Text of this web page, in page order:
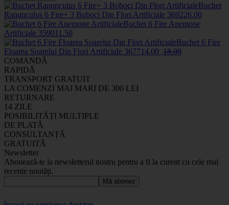
Buchet
Ranunculus 6 Fire+ 3 Boboci Din Flori Artificiale 369226.00
Buchet 6 Fire Anemone
Artificiale 359011 .50
Buchet 6 Fire
Floarea Soarelui Din Flori Artificiale 367714.00 ,18.00
COMANDĂ
RAPIDĂ
TRANSPORT GRATUIT
LA COMENZI MAI MARI DE 300 LEI
RETURNARE
14 ZILE
POSIBILITĂȚI MULTIPLE
DE PLATĂ
CONSULTANȚĂ
GRATUITĂ
Newsletter
Abonează-te la newsletterul nostru pentru a fi la curent cu cele mai
recente noutăți.
Mă abonez